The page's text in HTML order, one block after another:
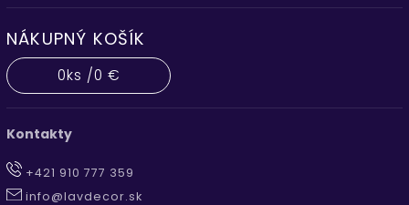
NÁKUPNÝ KOŠÍK
0ks /0 €
Kontakty
+421 910 777 359
info@lavdecor.sk